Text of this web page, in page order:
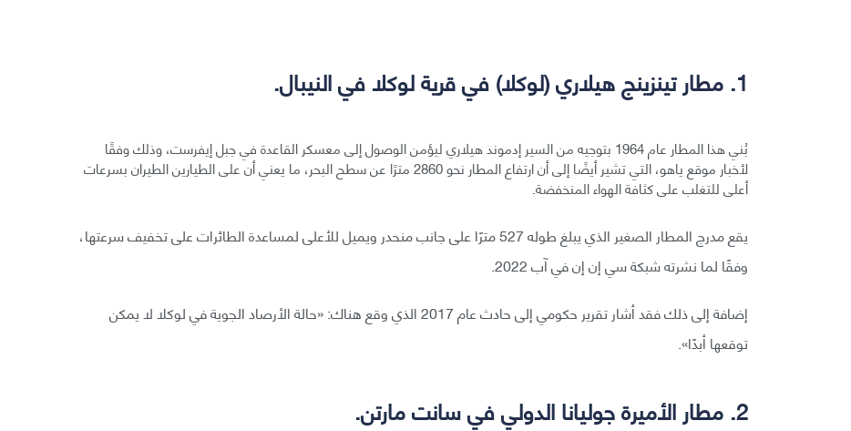
1. مطار تينزينج هيلاري (لوكلا) في قرية لوكلا في النيبال.
بُني هذا المطار عام 1964 بتوجيه من السير إدموند هيلاري ليؤمن الوصول إلى معسكر القاعدة في جبل إيفرست، وذلك وفقًا
لأخبار موقع ياهو، التي تشير أيضًا إلى أن ارتفاع المطار نحو 2860 مترًا عن سطح البحر، ما يعني أن على الطيارين الطيران بسرعات
أعلى للتغلب على كثافة الهواء المنخفضة.
يقع مدرج المطار الصغير الذي يبلغ طوله 527 مترًا على جانب منحدر ويميل للأعلى لمساعدة الطائرات على تخفيف سرعتها،
وفقًا لما نشرته شبكة سي إن إن في آب 2022.
إضافة إلى ذلك فقد أشار تقرير حكومي إلى حادث عام 2017 الذي وقع هناك: «حالة الأرصاد الجوية في لوكلا لا يمكن
توقعها أبدًا».
2. مطار الأميرة جوليانا الدولي في سانت مارتن.